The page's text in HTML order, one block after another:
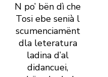
N po’ bën dì che
Tosi ebe senià l
scumenciamënt
dla leteratura
ladina d’al
didancuei,